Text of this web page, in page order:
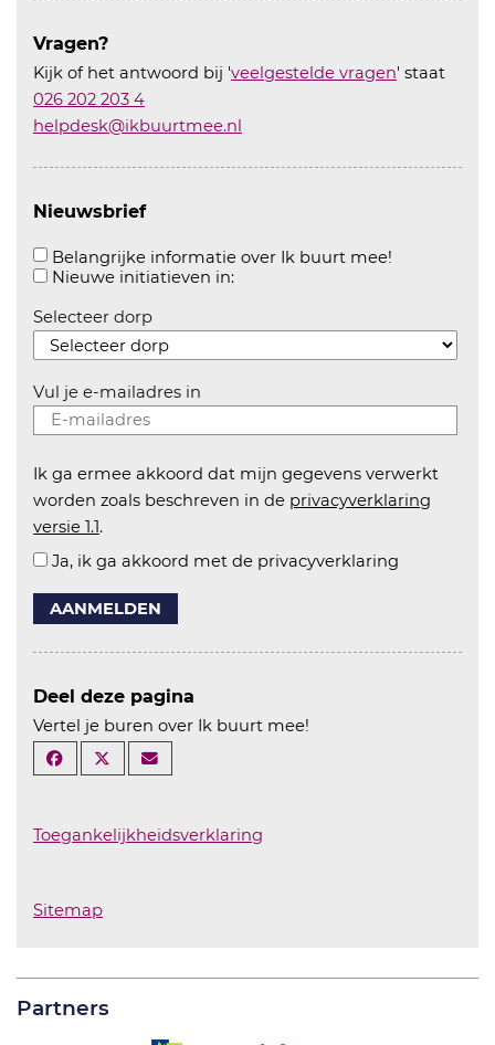
Vragen?
Kijk of het antwoord bij 'veelgestelde vragen' staat
026 202 203 4
helpdesk@ikbuurtmee.nl
Nieuwsbrief
Belangrijke informatie over Ik buurt mee!
Nieuwe initiatieven in:Aanvinken om informatie over
Selecteer dorp
Vul je e-mailadres in
Ik ga ermee akkoord dat mijn gegevens verwerkt
worden zoals beschreven in de privacyverklaring
versie 1.1.
Ja, ik ga akkoord met de privacyverklaring
AANMELDEN
Deel deze pagina
Vertel je buren over Ik buurt mee!
Toegankelijkheidsverklaring
Sitemap
Partners